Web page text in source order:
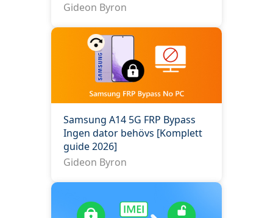
Gideon Byron
Samsung A14 5G FRP Bypass
Ingen dator behövs [Komplett
guide 2026]
Gideon Byron